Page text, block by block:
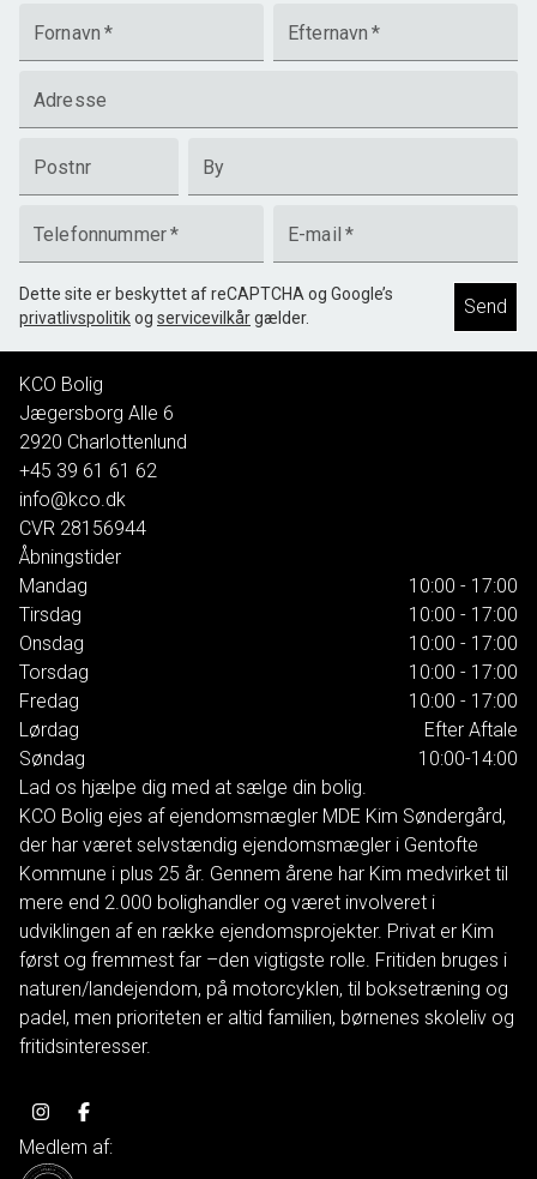
Fornavn * Efternavn *
Adresse
Postnr By
Telefonnummer* E-mail *
Dette site er beskyttet af reCAPTCHA og Google’s
privatlivspolitikog servicevilkårgælder. Send
KCO Bolig
Jægersborg Alle 6
2920 Charlottenlund
+45 39 61 61 62
info@kco.dk
CVR 28156944
Åbningstider
Mandag
10:00 - 17:00
Tirsdag
10:00 - 17:00
Onsdag
10:00 - 17:00
Torsdag
10:00 - 17:00
Fredag
10:00 - 17:00
Lørdag
Efter Aftale
Søndag
10:00-14:00
Lad os hjælpe dig med at sælge din bolig.
KCO Bolig ejes af ejendomsmægler MDE Kim Søndergård,
der har været selvstændig ejendomsmægler i Gentofte
Kommune i plus 25 år. Gennem årene har Kim medvirket til
mere end 2.000 bolighandler og været involveret i
udviklingen af en række ejendomsprojekter. Privat er Kim
først og fremmest far –den vigtigste rolle. Fritiden bruges i
naturen/landejendom, på motorcyklen, til boksetræning og
padel, men prioriteten er altid familien, børnenes skoleliv og
fritidsinteresser.
Medlem af: